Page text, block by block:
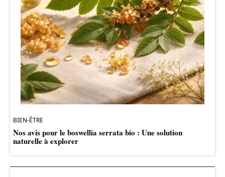
BIEN-ÊTRE
Nos avis pour le boswellia serrata bio : Une solution
naturelle à explorer